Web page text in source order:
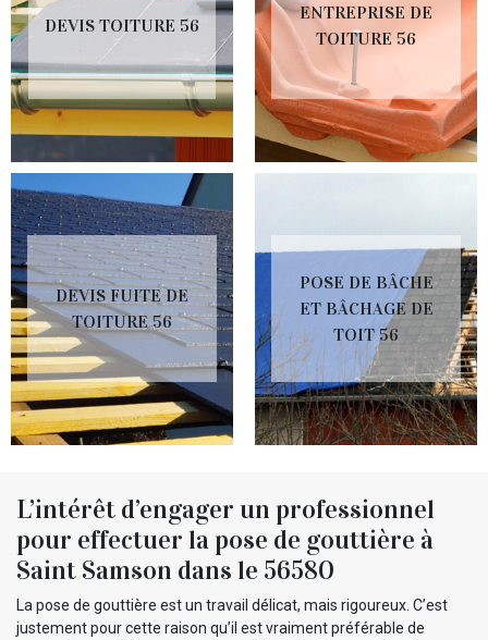
DEVIS TOITURE 56
ENTREPRISE DE
TOITURE 56
DEVIS FUITE DE
TOITURE 56
POSE DE BÂCHE
ET BÂCHAGE DE
TOIT 56
L’intérêt d’engager un professionnel
pour effectuer la pose de gouttière à
Saint Samson dans le 56580
La pose de gouttière est un travail délicat, mais rigoureux. C’est
justement pour cette raison qu’il est vraiment préférable de